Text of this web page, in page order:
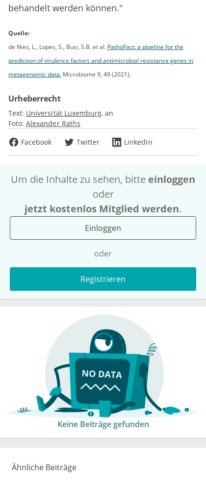
behandelt werden können."
Quelle:
de Nies, L., Lopes, S., Busi, S.B. et al. PathoFact: a pipeline for the
prediction of virulence factors and antimicrobial resistance genes in
metagenomic data. Microbiome 9, 49 (2021).
Urheberrecht
Text: Universität Luxemburg an
Foto: Alexander Raths
Facebook
Twitter LinkedIn
Um die Inhalte zu sehen, bitte einloggen
oder
jetzt kostenlos Mitglied werden.
Einloggen
oder
Registrieren
Keine Beiträge gefunden
Ähnliche Beiträge